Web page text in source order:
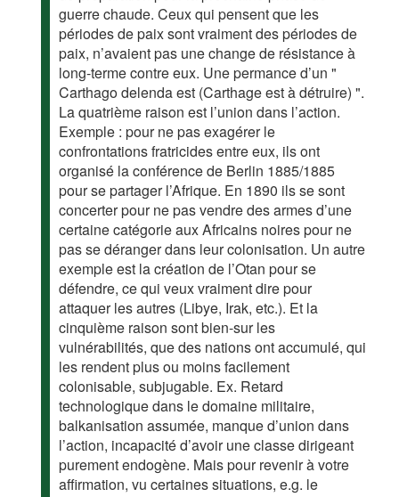
guerre chaude. Ceux qui pensent que les
périodes de paix sont vraiment des périodes de
paix, n’avaient pas une change de résistance à
long-terme contre eux. Une permance d’un "
Carthago delenda est (Carthage est à détruire) ".
La quatrième raison est l’union dans l’action.
Exemple : pour ne pas exagérer le
confrontations fratricides entre eux, ils ont
organisé la conférence de Berlin 1885/1885
pour se partager l’Afrique. En 1890 ils se sont
concerter pour ne pas vendre des armes d’une
certaine catégorie aux Africains noires pour ne
pas se déranger dans leur colonisation. Un autre
exemple est la création de l’Otan pour se
défendre, ce qui veux vraiment dire pour
attaquer les autres (Libye, Irak, etc.). Et la
cinquième raison sont bien-sur les
vulnérabilités, que des nations ont accumulé, qui
les rendent plus ou moins facilement
colonisable, subjugable. Ex. Retard
technologique dans le domaine militaire,
balkanisation assumée, manque d’union dans
l’action, incapacité d’avoir une classe dirigeant
purement endogène. Mais pour revenir à votre
affirmation, vu certaines situations, e.g. le